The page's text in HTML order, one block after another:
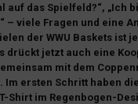
auf das Spielfeld?“, „Ich
– viele Fragen und eine
der WWU Baskets ist
drückt jetzt auch eine
mit dem
Im ersten Schritt haben
Shirt im Regenbogen-